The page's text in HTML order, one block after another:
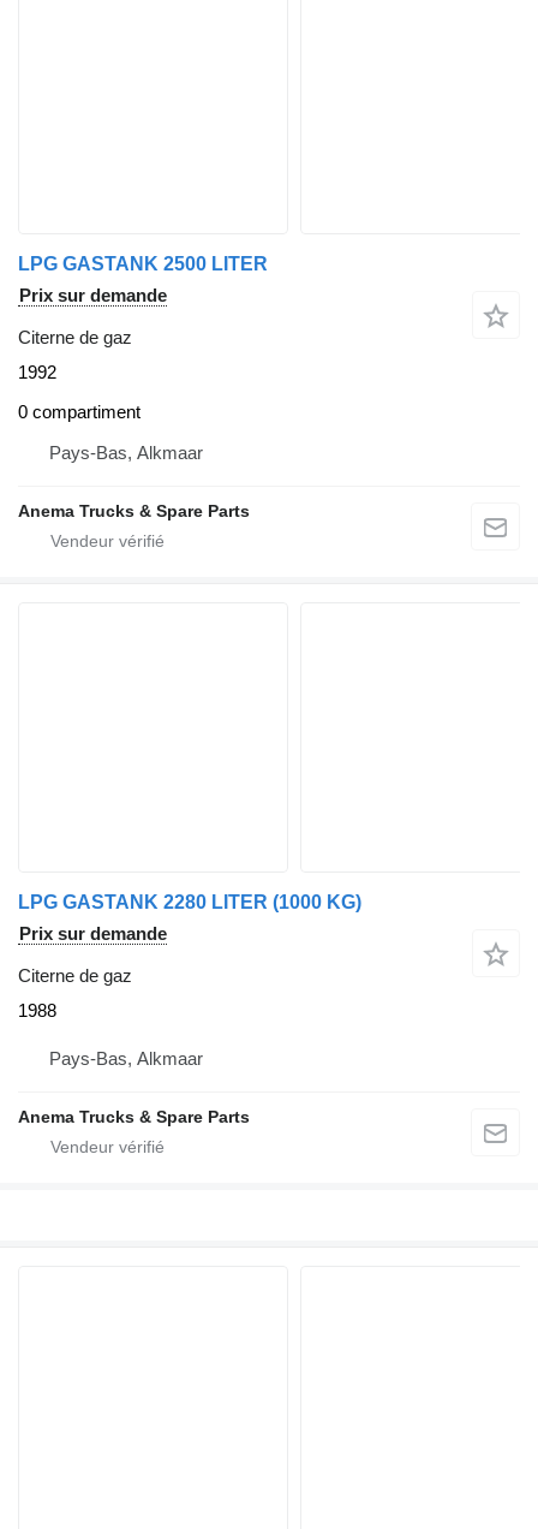
LPG GASTANK 2500 LITER
Prix sur demande
Citerne de gaz
1992
0 compartiment
Pays-Bas, Alkmaar
Anema Trucks & Spare Parts
LPG GASTANK 2280 LITER (1000 KG)
Prix sur demande
Citerne de gaz
1988
Pays-Bas, Alkmaar
Anema Trucks & Spare Parts